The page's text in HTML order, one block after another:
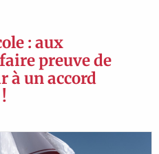
: aux
preuve de
à un accord